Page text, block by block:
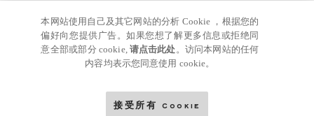
本网站使用自己及其它网站的分析 Cookie ，根据您的
偏好向您提供广告。如果您想了解更多信息或拒绝同
意全部或部分 cookie,请点击此处。访问本网站的任何
内容均表示您同意使用 cookie。
接受所有 Cookie